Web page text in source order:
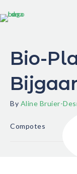
Bio-
By Aline Bruier-
Compotes